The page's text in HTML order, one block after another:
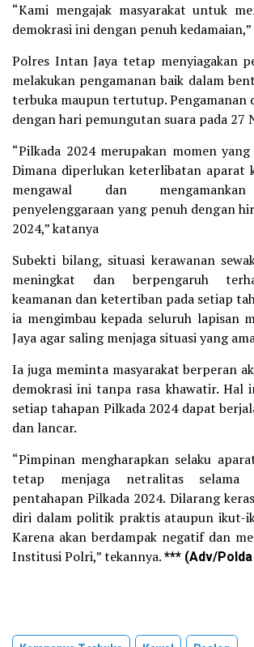
“Kami mengajak masyarakat untuk
demokrasi ini dengan penuh
Polres Intan Jaya tetap menyiagakan
melakukan pengamanan baik dalam
terbuka maupun tertutup. Pengamanan
dengan hari pemungutan suara pada 27
“Pilkada 2024 merupakan momen
Dimana diperlukan keterlibatan aparat
mengawal dan
penyelenggaraan yang penuh dengan
2024,” katanya
Subekti bilang, situasi kerawanan
meningkat dan berpengaruh
keamanan dan ketertiban pada setiap
ia mengimbau kepada seluruh lapisan
Jaya agar saling menjaga situasi yang
Ia juga meminta masyarakat berperan
demokrasi ini tanpa rasa khawatir. Hal
setiap tahapan Pilkada 2024 dapat
dan lancar.
“Pimpinan mengharapkan selaku
tetap menjaga netralitas selama
pentahapan Pilkada 2024. Dilarang
diri dalam politik praktis ataupun ikut-
Karena akan berdampak negatif dan
Institusi Polri,” tekannya.*** (Adv/